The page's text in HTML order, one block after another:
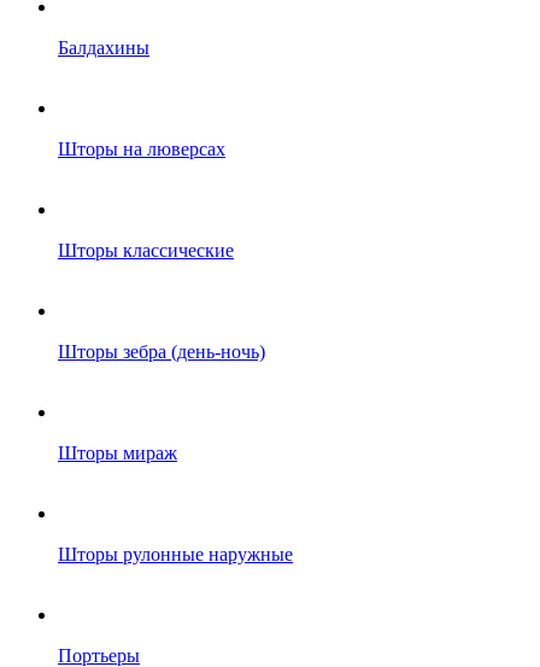
Балдахины
Шторы на люверсах
Шторы классические
Шторы зебра (день-ночь)
Шторы мираж
Шторы рулонные наружные
Портьеры